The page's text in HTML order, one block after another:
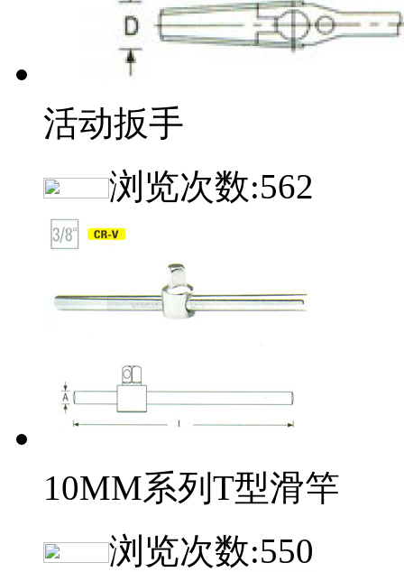
活动扳手
浏览次数:562
10MM系列T型滑竿
浏览次数:550